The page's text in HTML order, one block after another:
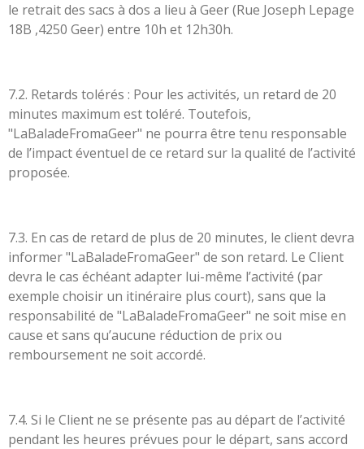
le retrait des sacs à dos a lieu à Geer (Rue Joseph Lepage
18B ,4250 Geer) entre 10h et 12h30h.
7.2. Retards tolérés : Pour les activités, un retard de 20
minutes maximum est toléré. Toutefois,
"LaBaladeFromaGeer" ne pourra être tenu responsable
de l’impact éventuel de ce retard sur la qualité de l’activité
proposée.
7.3. En cas de retard de plus de 20 minutes, le client devra
informer "LaBaladeFromaGeer" de son retard. Le Client
devra le cas échéant adapter lui-même l’activité (par
exemple choisir un itinéraire plus court), sans que la
responsabilité de "LaBaladeFromaGeer" ne soit mise en
cause et sans qu’aucune réduction de prix ou
remboursement ne soit accordé.
7.4. Si le Client ne se présente pas au départ de l’activité
pendant les heures prévues pour le départ, sans accord